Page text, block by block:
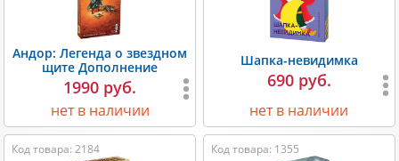
Андор: Легенда о звездном
щите Дополнение
1990 руб.
нет в наличии
Шапка-невидимка
690 руб.
нет в наличии
Код товара: 2184 Код товара: 1355